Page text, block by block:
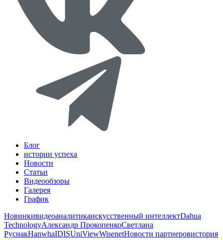
Блог
истории успеха
Новости
Статьи
Видеообзоры
Галерея
График
Новинкивидеоаналитикаискусственный интеллектDahua
TechnologyАлександр ПрокопенкоСветлана
РуснакHanwhaIDISUniViewWisenetНовости партнеровистория